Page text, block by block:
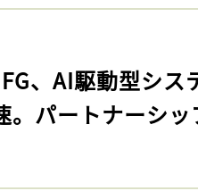
、AI駆動型シ
。パートナーシ